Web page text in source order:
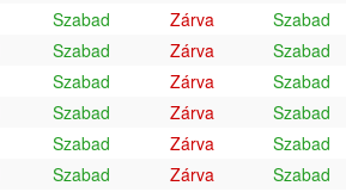
Szabad Zárva
Szabad
Szabad Zárva
Szabad
Szabad Zárva
Szabad
Szabad Zárva
Szabad
Szabad Zárva
Szabad
Szabad Zárva
Szabad